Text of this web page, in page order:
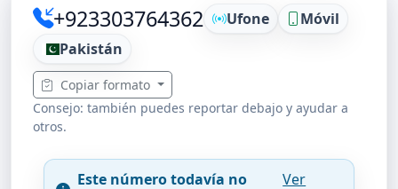
+923303764362 Ufone
Móvil
Pakistán
Copiar formato
Consejo: también puedes reportar debajo y ayudar a
otros.
Este número todavía no
Ver